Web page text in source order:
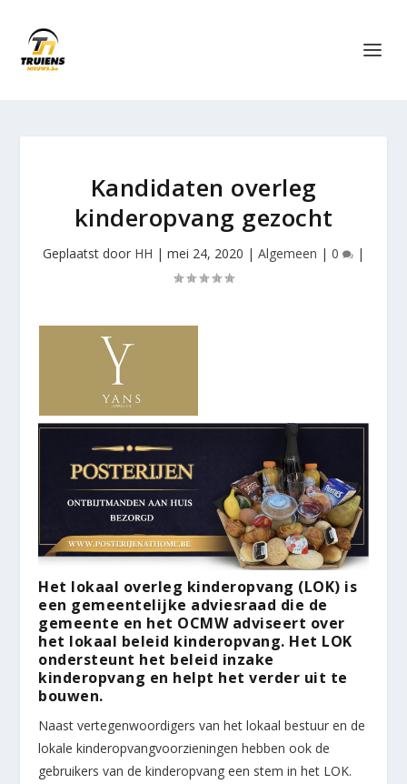
Kandidaten overleg
kinderopvang gezocht
Geplaatst door HH | mei 24, 2020 | Algemeen | 0 |
Het lokaal overleg kinderopvang (LOK) is
een gemeentelijke adviesraad die de
gemeente en het OCMW adviseert over
het lokaal beleid kinderopvang. Het LOK
ondersteunt het beleid inzake
kinderopvang en helpt het verder uit te
bouwen.
Naast vertegenwoordigers van het lokaal bestuur en de
lokale kinderopvangvoorzieningen hebben ook de
gebruikers van de kinderopvang een stem in het LOK.